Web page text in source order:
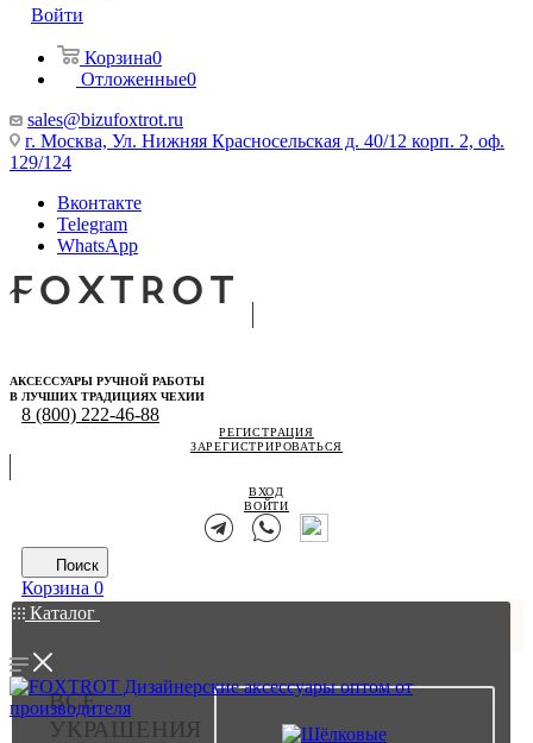
Войти
Корзина0
Отложенные0
sales@bizufoxtrot.ru
г. Москва, Ул. Нижняя Красносельская д. 40/12 корп. 2, оф.
129/124
Вконтакте
Telegram
WhatsApp
АКСЕССУАРЫ РУЧНОЙ РАБОТЫ
В ЛУЧШИХ ТРАДИЦИЯХ ЧЕХИИ
8 (800) 222-46-88
РЕГИСТРАЦИЯ
ЗАРЕГИСТРИРОВАТЬСЯ
ВХОД
ВОЙТИ
Поиск
Корзина 0
Каталог
ВСЕ
УКРАШЕНИЯ